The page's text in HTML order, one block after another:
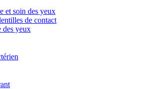
et soin des yeux
de contact
des yeux